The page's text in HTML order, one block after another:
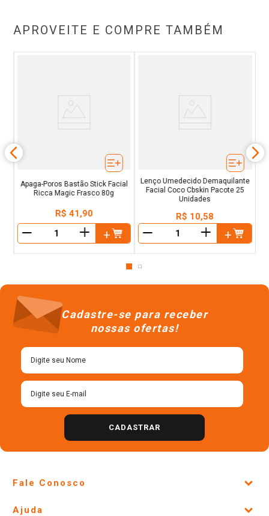
APROVEITE E COMPRE TAMBÉM
Apaga-Poros Bastão Stick Facial
Ricca Magic Frasco 80g
R$ 41,90
＋
Lenço Umedecido Demaquilante
Facial Coco Cbskin Pacote 25
Unidades
R$ 10,58
＋
Cadastre-se para receber
nossas ofertas!
CADASTRAR
Fale Conosco
Ajuda